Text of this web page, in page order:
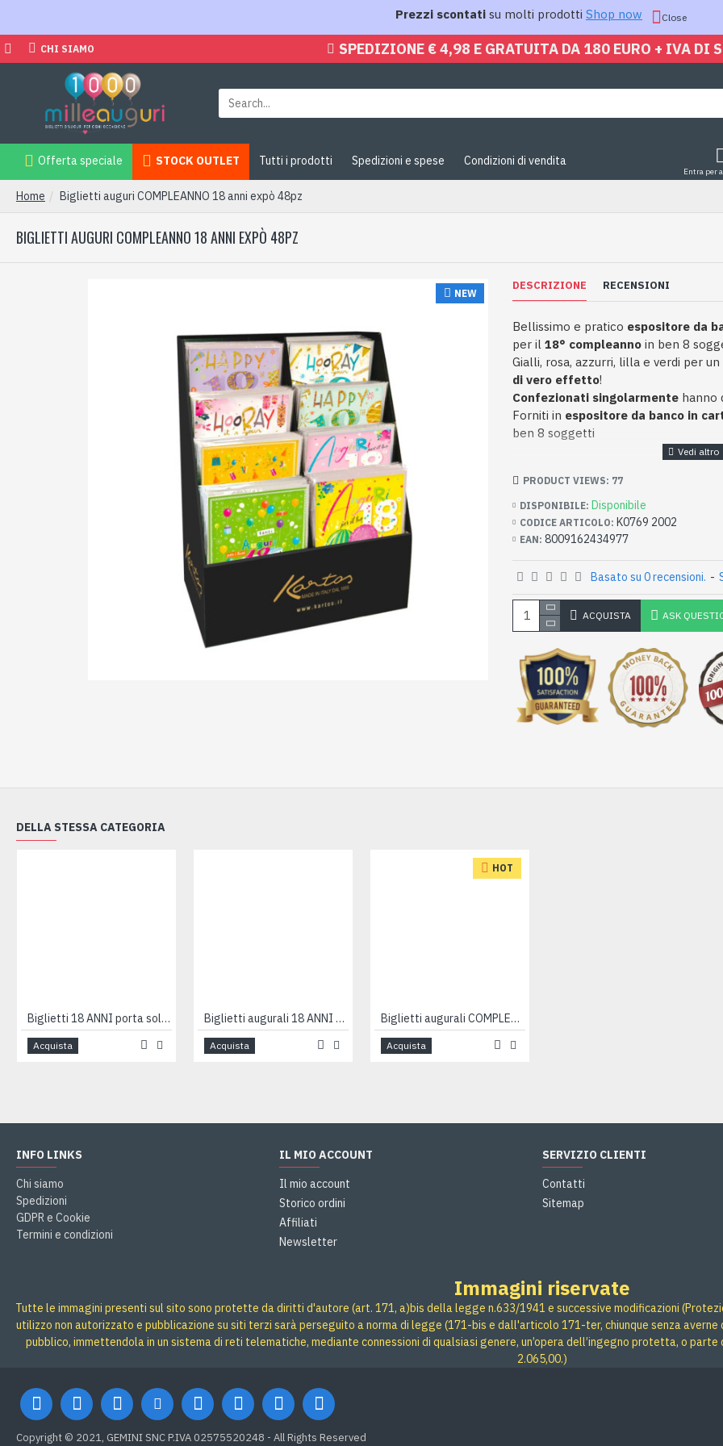
Prezzi scontati su molti prodotti Shop now Close
CHI SIAMO SPEDIZIONE € 4,98 E GRATUITA DA 180 EURO + IVA DI
Offerta speciale STOCK OUTLET Tutti i prodotti Spedizioni e spese Condizioni di vendita
Entra per
Home Biglietti auguri COMPLEANNO 18 anni expò 48pz
BIGLIETTI AUGURI COMPLEANNO 18 ANNI EXPÒ 48PZ
NEW
DESCRIZIONE RECENSIONI
Bellissimo e pratico espositore da
per il18° compleanno in ben 8
Gialli, rosa, azzurri, lilla e verdi per un
di vero effetto!
Confezionati singolarmente hanno
Forniti in espositore da banco in
ben 8 soggetti
DISPONIBILE: Disponibile
CODICE ARTICOLO: K0769 2002
EAN: 8009162434977
PRODUCT VIEWS: 77
Basato su 0 recensioni. -
ACQUISTA ASK
DELLA STESSA CATEGORIA
Biglietti 18 ANNI porta soldi 12pz
Acquista
Biglietti augurali 18 ANNI 12pz
Acquista
HOT
Biglietti augurali COMPLEANNO 1 ANNO portasoldi 12pz
Acquista
INFO LINKS
Chi siamo
Spedizioni
GDPR e Cookie
Termini e condizioni
IL MIO ACCOUNT
Il mio account
Storico ordini
Affiliati
Newsletter
SERVIZIO CLIENTI
Contatti
Sitemap
Immagini riservate
Tutte le immagini presenti sul sito sono protette da diritti d'autore (art. 171, a)bis della legge n.633/1941 e successive modificazioni
utilizzo non autorizzato e pubblicazione su siti terzi sarà perseguito a norma di legge (171-bis e dall'articolo 171-ter, chiunque senza
pubblico, immettendola in un sistema di reti telematiche, mediante connessioni di qualsiasi genere, un’opera dell’ingegno protetta, o
2.065,00.)
Copyright © 2021, GEMINI SNC P.IVA 02575520248 - All Rights Reserved